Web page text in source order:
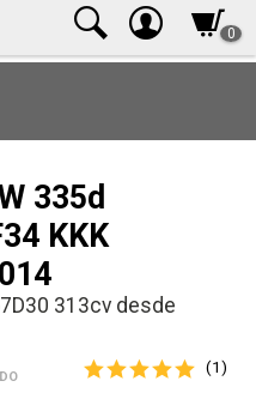
0
335d
KKK
313cv desde
(1)